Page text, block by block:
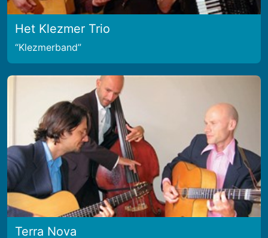
Het Klezmer Trio
Klezmerband
Terra Nova